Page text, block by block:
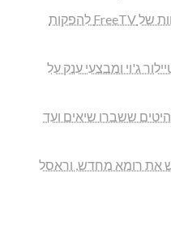
מלחמות הסטרימינג: בין ההבטחות של FreeTV להפקות
ג'וי ומבצעי ענק על
ששברו שיאים ועד
הקיסר: גלדיאטור 2 כובש את רומא מחדש, וראסל